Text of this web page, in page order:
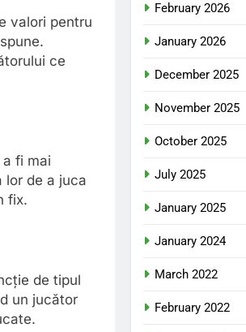
valori pentru
ce
fi mai
lor de a juca
fix.
de tipul
un jucător
February 2026
January 2026
December 2025
November 2025
October 2025
July 2025
January 2025
January 2024
March 2022
February 2022